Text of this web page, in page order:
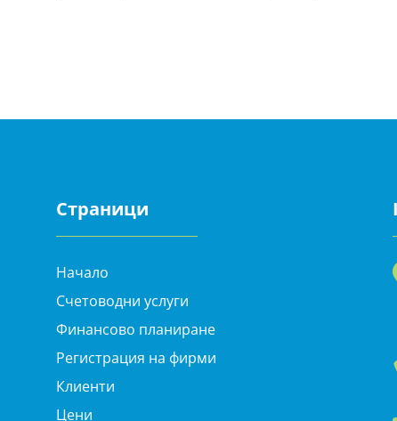
Страници
Начало
Счетоводни услуги
Финансово планиране
Регистрация на фирми
Клиенти
Цени